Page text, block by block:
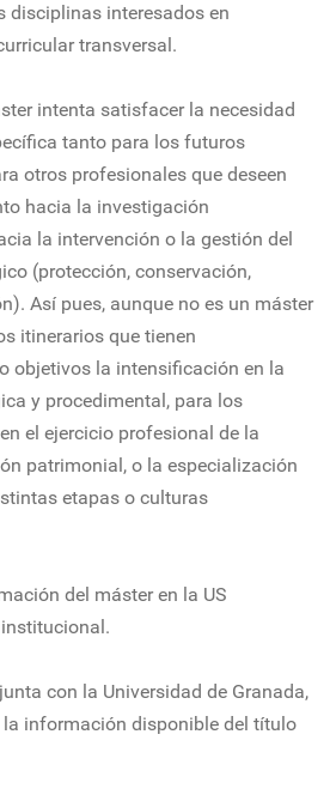
disciplinas interesados en
transversal.
intenta satisfacer la necesidad
tanto para los futuros
otros profesionales que deseen
hacia la investigación
la intervención o la gestión del
(protección, conservación,
Así pues, aunque no es un máster
itinerarios que tienen
objetivos la intensificación en la
y procedimental, para los
el ejercicio profesional de la
patrimonial, o la especialización
etapas o culturas
del máster en la US
con la Universidad de Granada,
la información disponible del título